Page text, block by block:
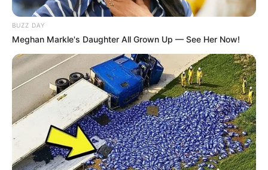
BUZZ DAY
Meghan Markle's Daughter All Grown Up — See Her Now!